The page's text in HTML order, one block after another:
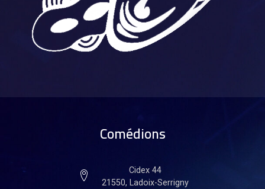
Comédions
Cidex 44
21550, Ladoix-Serrigny